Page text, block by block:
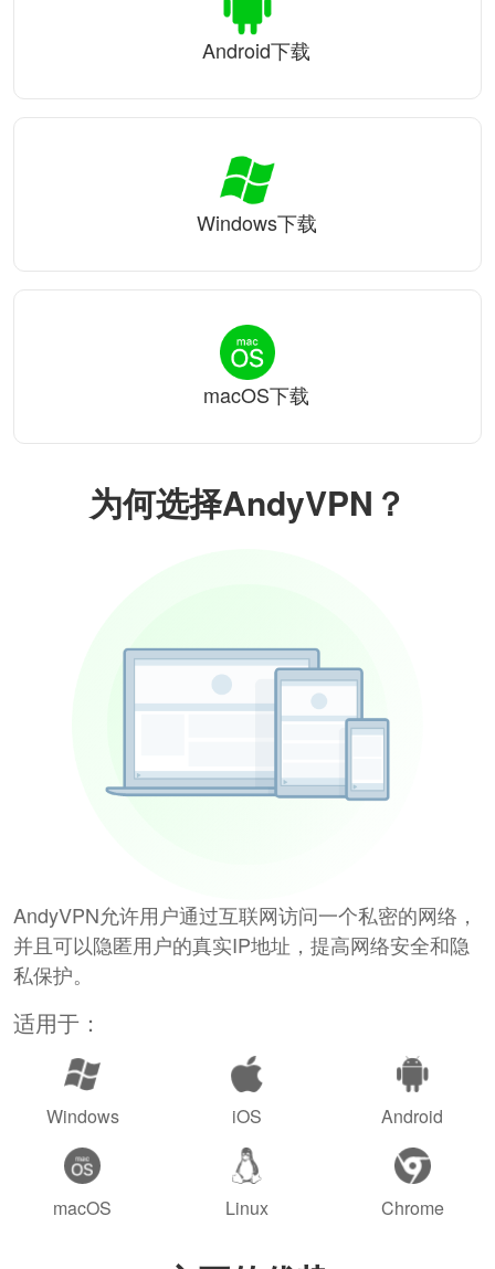
为何选择AndyVPN？
AndyVPN允许用户通过互联网访问一个私密的网络，
并且可以隐匿用户的真实IP地址，提高网络安全和隐
私保护。
适用于：
Windows iOS Android
macOS Linux Chrome
Android下载
Windows下载
macOS下载